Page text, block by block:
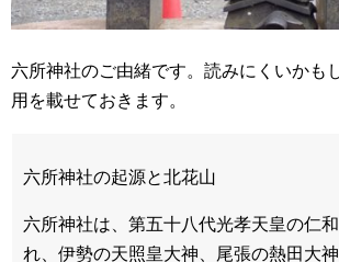
六所神社のご由緒です。読みにくいかも
用を載せておきます。
六所神社の起源と北花山
六所神社は、第五十八代光孝天皇の仁
れ、伊勢の天照皇大神、尾張の熱田大